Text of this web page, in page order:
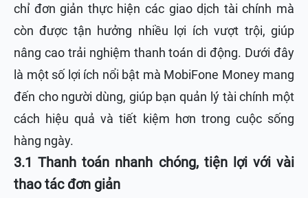
chỉ đơn giản thực hiện các giao dịch tài chính mà
còn được tận hưởng nhiều lợi ích vượt trội, giúp
nâng cao trải nghiệm thanh toán di động. Dưới đây
là một số lợi ích nổi bật mà MobiFone Money mang
đến cho người dùng, giúp bạn quản lý tài chính một
cách hiệu quả và tiết kiệm hơn trong cuộc sống
hàng ngày.
3.1 Thanh toán nhanh chóng, tiện lợi với vài
thao tác đơn giản